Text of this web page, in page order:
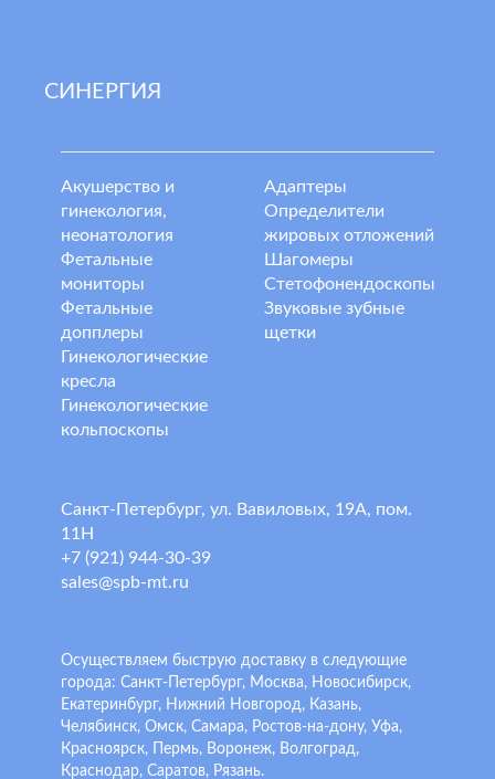
СИНЕРГИЯ
Акушерство и
гинекология,
неонатология
Фетальные
мониторы
Фетальные
допплеры
Гинекологические
кресла
Гинекологические
кольпоскопы
Адаптеры
Определители
жировых отложений
Шагомеры
Стетофонендоскопы
Звуковые зубные
щетки
Санкт-Петербург, ул. Вавиловых, 19А, пом.
11Н
+7 (921) 944-30-39
sales@spb-mt.ru
Осуществляем быструю доставку в следующие
города: Санкт-Петербург, Москва, Новосибирск,
Екатеринбург, Нижний Новгород, Казань,
Челябинск, Омск, Самара, Ростов-на-дону, Уфа,
Красноярск, Пермь, Воронеж, Волгоград,
Краснодар, Саратов, Рязань.